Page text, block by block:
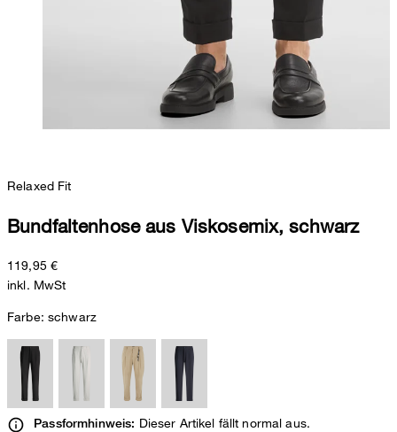
Relaxed Fit
Bundfaltenhose aus Viskosemix, schwarz
119,95 €
inkl. MwSt
Farbe: schwarz
Passformhinweis: Dieser Artikel fällt normal aus.